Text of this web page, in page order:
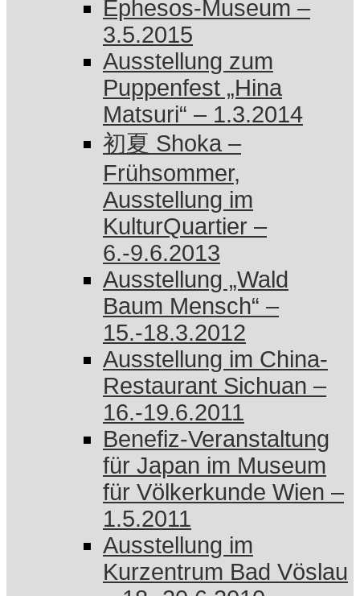
Ephesos-Museum –
3.5.2015
Ausstellung zum
Puppenfest „Hina
Matsuri“ – 1.3.2014
初夏 Shoka –
Frühsommer,
Ausstellung im
KulturQuartier –
6.-9.6.2013
Ausstellung „Wald
Baum Mensch“ –
15.-18.3.2012
Ausstellung im China-
Restaurant Sichuan –
16.-19.6.2011
Benefiz-Veranstaltung
für Japan im Museum
für Völkerkunde Wien –
1.5.2011
Ausstellung im
Kurzentrum Bad Vöslau